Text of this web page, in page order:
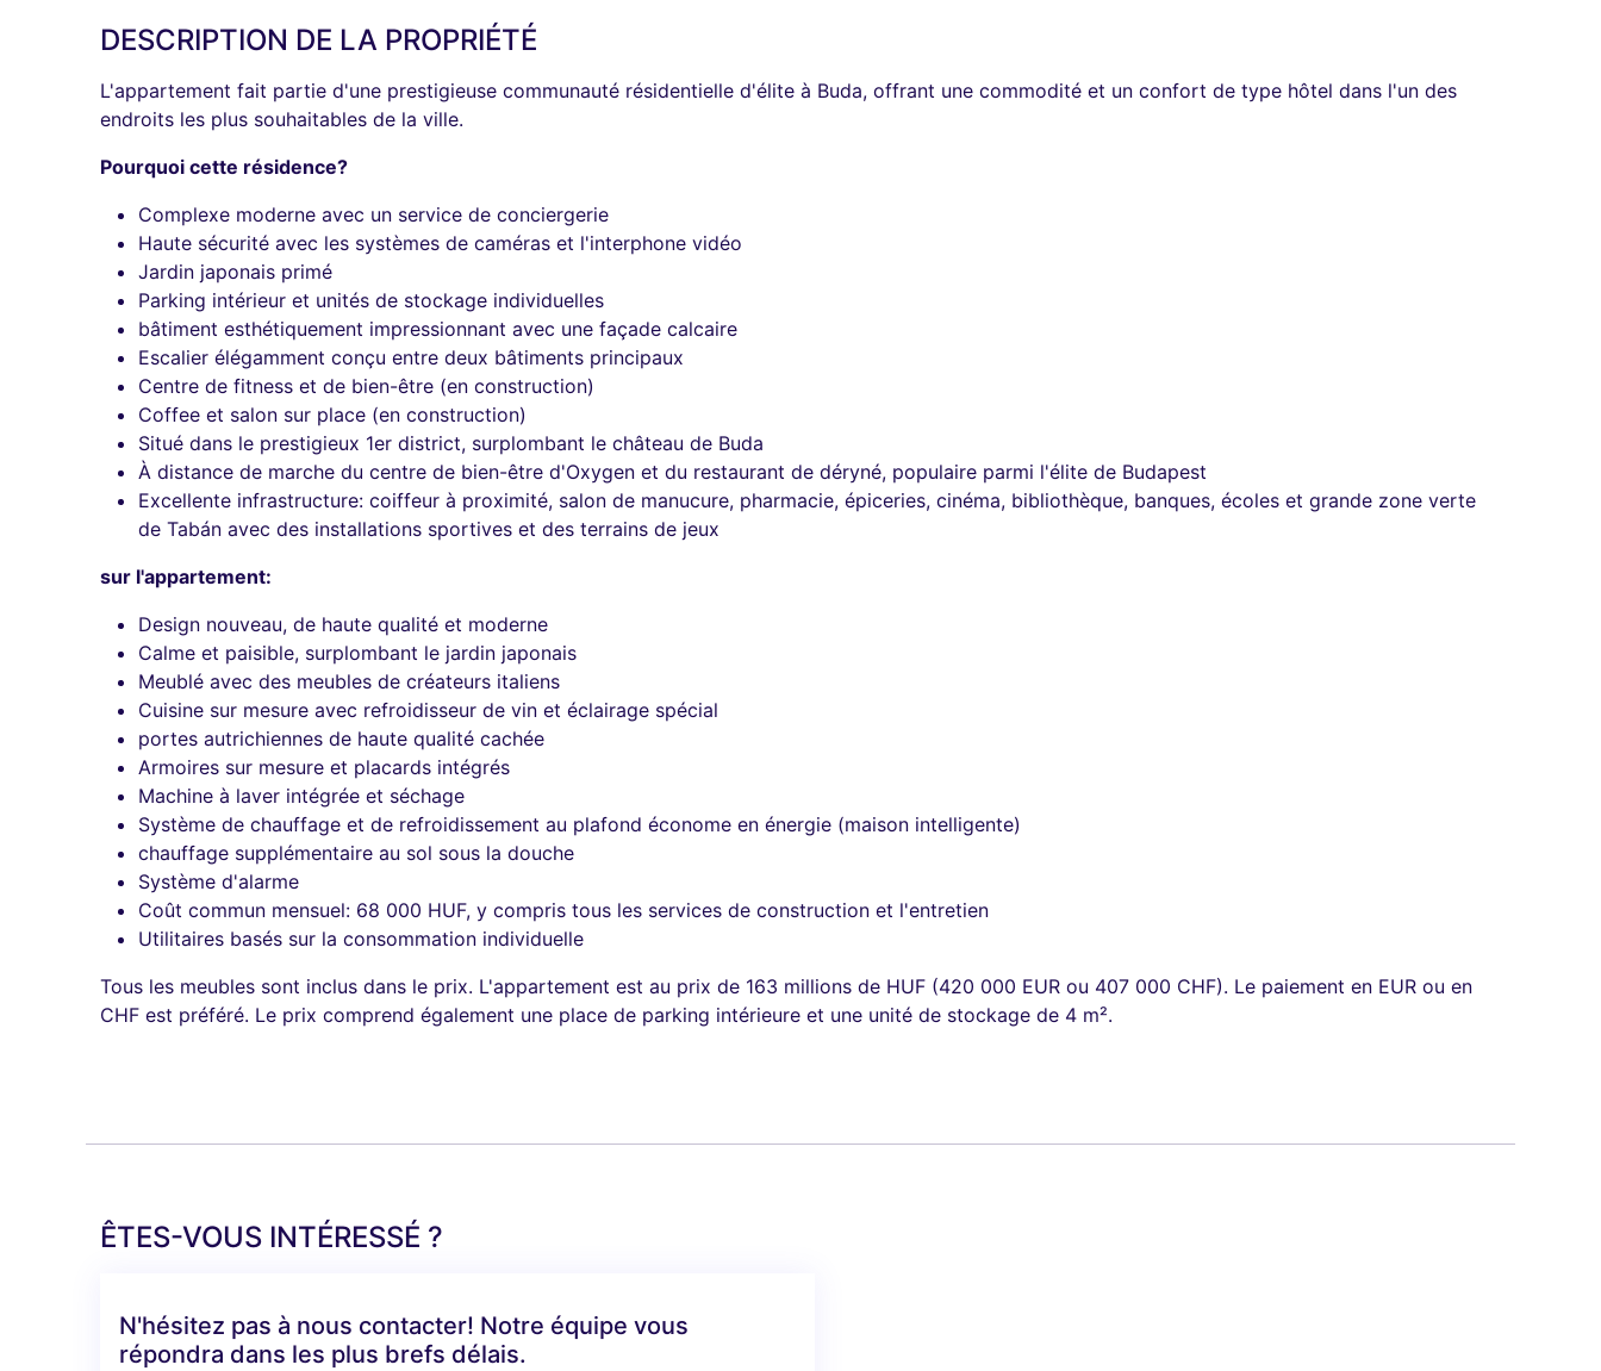
DESCRIPTION DE LA PROPRIÉTÉ
L'appartement fait partie d'une prestigieuse communauté résidentielle d'élite à Buda, offrant une commodité et un confort de type hôtel dans l'un des
endroits les plus souhaitables de la ville.
Pourquoi cette résidence?
Complexe moderne avec un service de conciergerie
Haute sécurité avec les systèmes de caméras et l'interphone vidéo
Jardin japonais primé
Parking intérieur et unités de stockage individuelles
bâtiment esthétiquement impressionnant avec une façade calcaire
Escalier élégamment conçu entre deux bâtiments principaux
Centre de fitness et de bien-être (en construction)
Coffee et salon sur place (en construction)
Situé dans le prestigieux 1er district, surplombant le château de Buda
À distance de marche du centre de bien-être d'Oxygen et du restaurant de déryné, populaire parmi l'élite de Budapest
Excellente infrastructure: coiffeur à proximité, salon de manucure, pharmacie, épiceries, cinéma, bibliothèque, banques, écoles et grande zone verte
de Tabán avec des installations sportives et des terrains de jeux
sur l'appartement:
Design nouveau, de haute qualité et moderne
Calme et paisible, surplombant le jardin japonais
Meublé avec des meubles de créateurs italiens
Cuisine sur mesure avec refroidisseur de vin et éclairage spécial
portes autrichiennes de haute qualité cachée
Armoires sur mesure et placards intégrés
Machine à laver intégrée et séchage
Système de chauffage et de refroidissement au plafond économe en énergie (maison intelligente)
chauffage supplémentaire au sol sous la douche
Système d'alarme
Coût commun mensuel: 68 000 HUF, y compris tous les services de construction et l'entretien
Utilitaires basés sur la consommation individuelle
Tous les meubles sont inclus dans le prix. L'appartement est au prix de 163 millions de HUF (420 000 EUR ou 407 000 CHF). Le paiement en EUR ou en
CHF est préféré. Le prix comprend également une place de parking intérieure et une unité de stockage de 4 m².
ÊTES-VOUS INTÉRESSÉ ?
N'hésitez pas à nous contacter! Notre équipe vous
répondra dans les plus brefs délais.